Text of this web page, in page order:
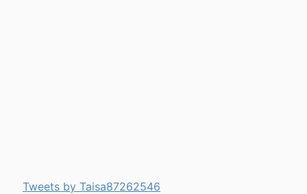
Tweets by Taisa87262546